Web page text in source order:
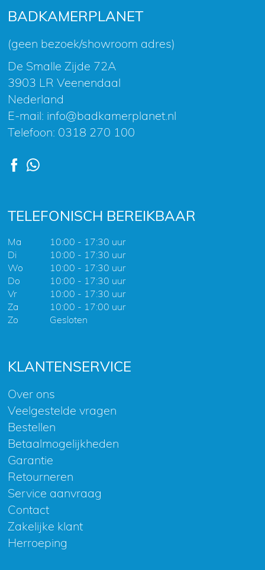
BADKAMERPLANET
(geen bezoek/showroom adres)
De Smalle Zijde 72A
3903 LR Veenendaal
Nederland
E-mail: info@badkamerplanet.nl
Telefoon: 0318 270 100
TELEFONISCH BEREIKBAAR
Ma
10:00 - 17:30 uur
Di
10:00 - 17:30 uur
Wo
10:00 - 17:30 uur
Do
10:00 - 17:30 uur
Vr
10:00 - 17:30 uur
Za
10:00 - 17:00 uur
Zo
Gesloten
KLANTENSERVICE
Over ons
Veelgestelde vragen
Bestellen
Betaalmogelijkheden
Garantie
Retourneren
Service aanvraag
Contact
Zakelijke klant
Herroeping
nieuwsbrief